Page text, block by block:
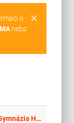
clear
o
nebo
Snížení energetické náročnosti ZA a Gymnázia Hořice - DM Šalounova – stavební práce